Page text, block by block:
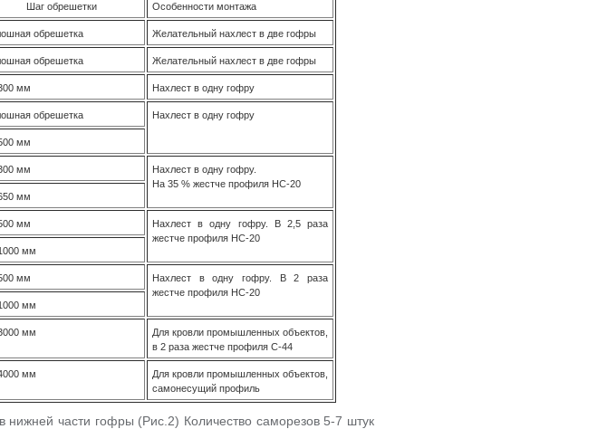
Шаг обрешетки Особенности монтажа
обрешетка Желательный нахлест в две гофры
обрешетка Желательный нахлест в две гофры
мм Нахлест в одну гофру
обрешетка Нахлест в одну гофру
мм
мм
Нахлест в одну гофру.
На 35 % жестче профиля НС-20
мм
мм
Нахлест в одну гофру. В 2,5 раза
жестче профиля НС-20
мм
мм
Нахлест в одну гофру. В 2 раза
жестче профиля НС-20
мм
мм
Для кровли промышленных объектов,
в 2 раза жестче профиля С-44
мм
Для кровли промышленных объектов,
самонесущий профиль
части гофры (Рис.2) Количество саморезов 5-7 штук